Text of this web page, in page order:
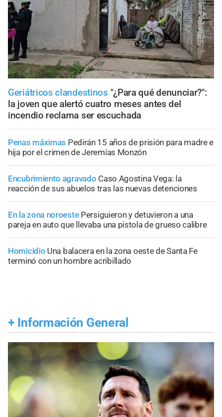
Geriátricos clandestinos "¿Para qué denunciar?":
la joven que alertó cuatro meses antes del
incendio reclama ser escuchada
Penas máximas Pedirán 15 años de prisión para madre e
hija por el crimen de Jeremías Monzón
Encubrimiento agravado Caso Agostina Vega: la
reacción de sus abuelos tras las nuevas detenciones
En la zona noroeste Persiguieron y detuvieron a una
pareja en auto que llevaba una pistola de grueso calibre
Homicidio Una balacera en la zona oeste de Santa Fe
terminó con un hombre acribillado
+ Información General